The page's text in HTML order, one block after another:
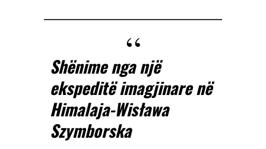
Shënime nga një
ekspeditë imagjinare në
Himalaja-Wisława
Szymborska